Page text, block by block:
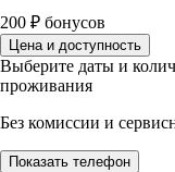
200 ₽ бонусов
Цена и доступность
Выберите даты и
проживания
Без комиссии и
Показать телефон